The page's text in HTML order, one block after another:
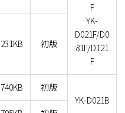
F
YK-
D021F/D0
81F/D121
F
231KB
初版
740KB
初版
YK-D021B